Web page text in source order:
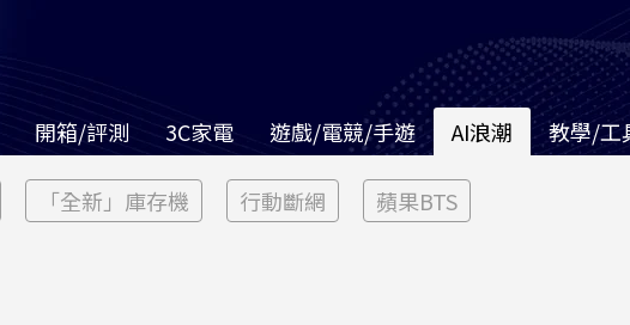
開箱/評測 3C家電 遊戲/電競/手遊 AI浪潮 教學/工
「全新」庫存機 行動斷網 蘋果BTS